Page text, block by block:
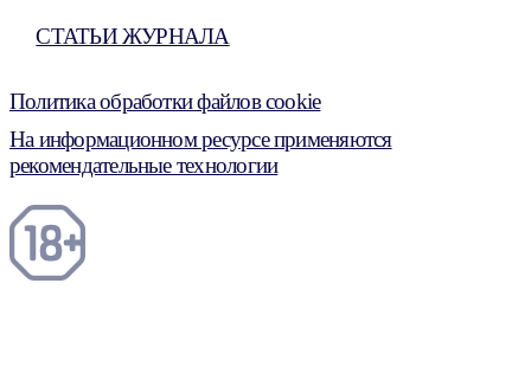
СТАТЬИ ЖУРНАЛА
Политика обработки файлов cookie
На информационном ресурсе применяются
рекомендательные технологии